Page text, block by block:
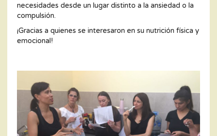
necesidades desde un lugar distinto a la ansiedad o la
compulsión.
¡Gracias a quienes se interesaron en su nutrición física y
emocional!